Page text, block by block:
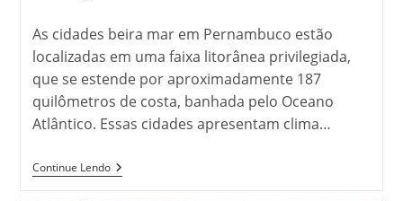
post:
As cidades beira mar em Pernambuco estão
localizadas em uma faixa litorânea privilegiada,
que se estende por aproximadamente 187
quilômetros de costa, banhada pelo Oceano
Atlântico. Essas cidades apresentam clima…
Continue LendoQuais
As